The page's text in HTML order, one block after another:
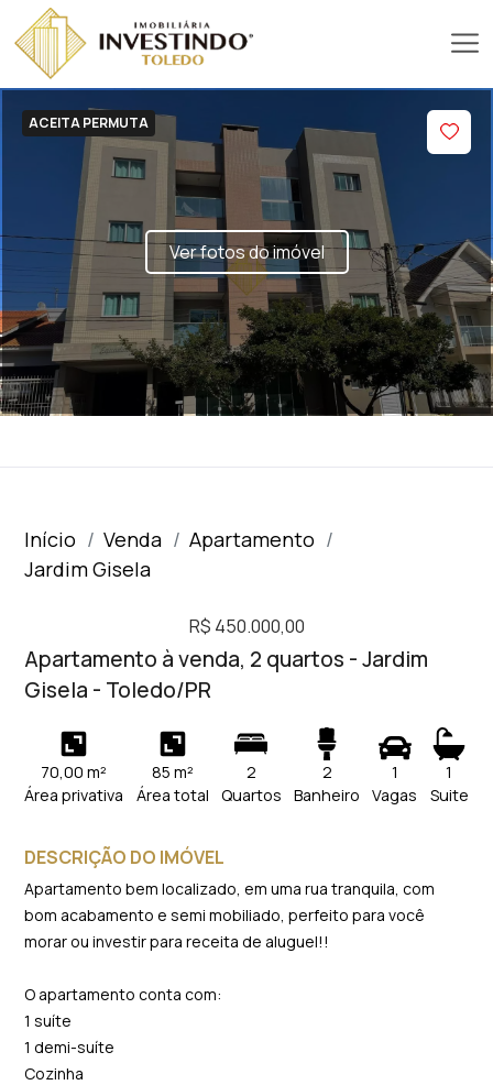
ACEITA PERMUTA
Ver fotos do imóvel
Início Venda
Apartamento
Jardim Gisela
R$ 450.000,00
Apartamento à venda, 2 quartos - Jardim
Gisela - Toledo/PR
70,00 m²
Área privativa
85 m²
Área total
2
Quartos
2
Banheiro
1
Vagas
1
Suite
DESCRIÇÃO DO IMÓVEL
Apartamento bem localizado, em uma rua tranquila, com
bom acabamento e semi mobiliado, perfeito para você
morar ou investir para receita de aluguel!!
O apartamento conta com:
1 suíte
1 demi-suíte
Cozinha